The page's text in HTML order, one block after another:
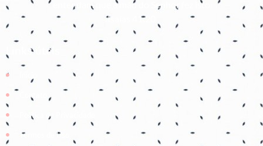
entendam que a mão do Senhor fez isto
Isaías 41:20
Links úteis
Contato
Política de Privacidade
Termos de Uso